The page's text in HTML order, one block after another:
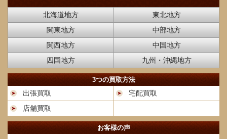
北海道地方
東北地方
関東地方
中部地方
関西地方
中国地方
四国地方
九州・沖縄地方
3つの買取方法
出張買取
宅配買取
店舗買取
お客様の声